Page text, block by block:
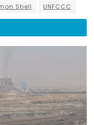
Stiell UNFCCC